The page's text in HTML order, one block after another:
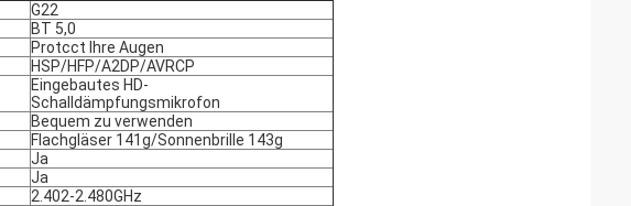
G22
BT 5,0
Protcct Ihre Augen
HSP/HFP/A2DP/AVRCP
Eingebautes HD-
Schalldämpfungsmikrofon
Bequem zu verwenden
Flachgläser 141g/Sonnenbrille 143g
Ja
Ja
2.402-2.480GHz